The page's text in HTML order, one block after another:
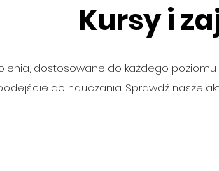
Kursy i
dostosowane do każdego
do nauczania. Sprawdź nasze